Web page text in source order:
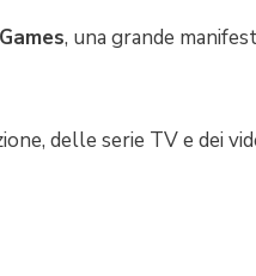
, una grande
delle serie TV e dei